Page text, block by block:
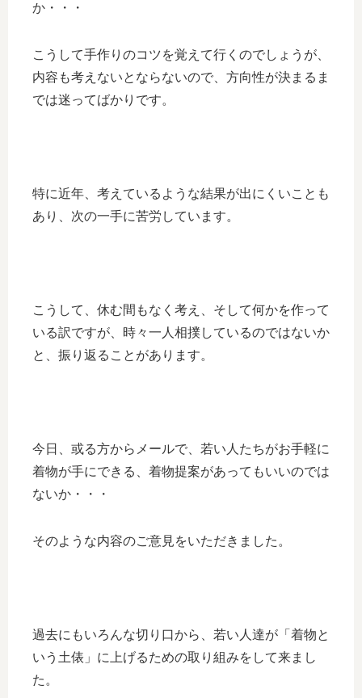
か・・・
こうして手作りのコツを覚えて行くのでしょうが、
内容も考えないとならないので、方向性が決まるま
では迷ってばかりです。
特に近年、考えているような結果が出にくいことも
あり、次の一手に苦労しています。
こうして、休む間もなく考え、そして何かを作って
いる訳ですが、時々一人相撲しているのではないか
と、振り返ることがあります。
今日、或る方からメールで、若い人たちがお手軽に
着物が手にできる、着物提案があってもいいのでは
ないか・・・
そのような内容のご意見をいただきました。
過去にもいろんな切り口から、若い人達が「着物と
いう土俵」に上げるための取り組みをして来まし
た。